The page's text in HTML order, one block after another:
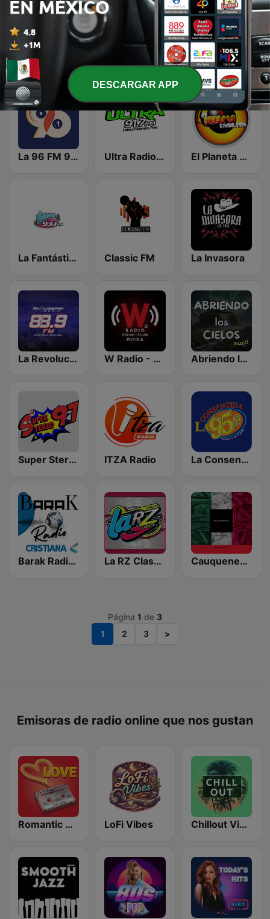
La 96 FM 96.1 Ultra Radio 91.7 FM El Planeta Radio
La Fantástica Dalia 93.1 FM Classic FM La Invasora
La Revolucionaria 88.9 FM W Radio - Puebla Abriendo los Cielos
Super Stereo 97 ITZA Radio La Consentida 95.9 FM
Barak Radio Cristiana La RZ Classics Cauquenesnet CLTOMEX
Página 1 de 3
1
2 3 >
Emisoras de radio online que nos gustan
Romantic Vibes LoFi Vibes Chillout Vibes
DESCARGAR APP